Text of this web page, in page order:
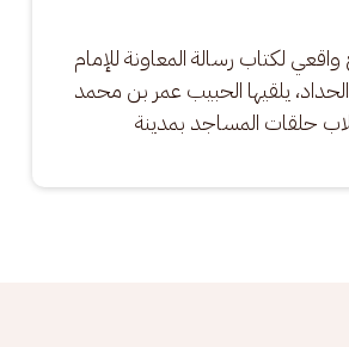
لكتاب رسالة المعاونة للإمام
يلقيها الحبيب عمر بن محمد
حلقات المساجد بمدينة